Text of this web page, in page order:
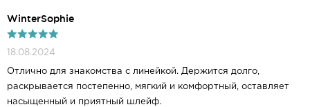
WinterSophie
18.08.2024
Отлично для знакомства с линейкой. Держится долго,
раскрывается постепенно, мягкий и комфортный, оставляет
насыщенный и приятный шлейф.